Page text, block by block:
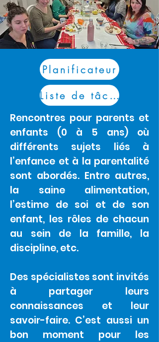
Planificateur
Liste de tâches
Rencontres pour parents et
enfants (0 à 5 ans) où
différents sujets liés à
l’enfance et à la parentalité
sont abordés. Entre autres,
la saine alimentation,
l’estime de soi et de son
enfant, les rôles de chacun
au sein de la famille, la
discipline, etc.
Des spécialistes sont invités
à partager leurs
connaissances et leur
savoir-faire. C’est aussi un
bon moment pour les